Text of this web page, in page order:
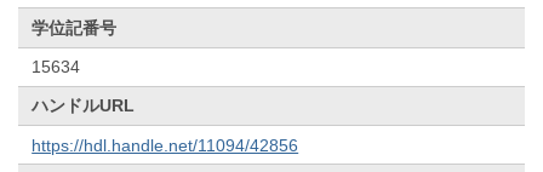
学位記番号
15634
ハンドルURL
https://hdl.handle.net/11094/42856